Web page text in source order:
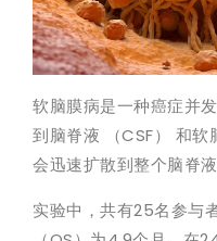
软脑膜病是一种癌症并
到脑脊液 （CSF） 和软
会迅速扩散到整个脑脊
实验中，共有25名参与